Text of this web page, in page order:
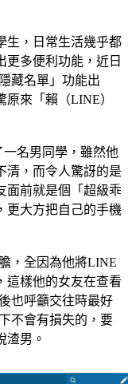
生，日常生活幾乎都
更多便利功能，近日
藏名單」功能出
來「賴（LINE）
名男同學，雖然他
清，而令人驚訝的是
面前就是個「超級乖
更大方把自己的手機
，全因為他將LINE
這樣他的女友在查看
也呼籲交往時最好
不會有損失的，要
渣男。